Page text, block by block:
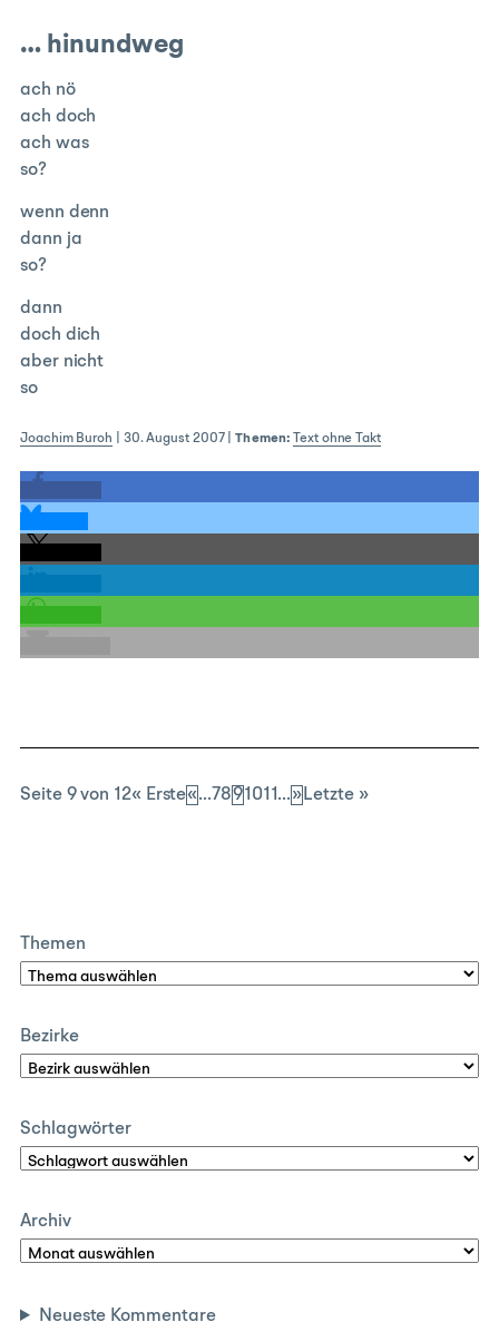
… hinundweg
ach nö
ach doch
ach was
so?
wenn denn
dann ja
so?
dann
doch dich
aber nicht
so
Joachim Buroh 30. August 2007|Themen: Text ohne Takt
Seite 9 von 12« Erste«...7891011...» Letzte »
Themen
Bezirke
Schlagwörter
Archiv
Neueste Kommentare